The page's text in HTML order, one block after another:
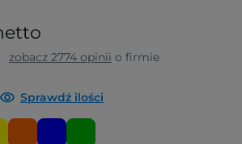
zobacz 2774 opinii o firmie
Sprawdź ilości